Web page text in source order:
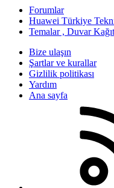
Forumlar
Huawei Türkiye
Temalar , Duvar
Bize ulaşın
Şartlar ve kurallar
Gizlilik politikası
Yardım
Ana sayfa